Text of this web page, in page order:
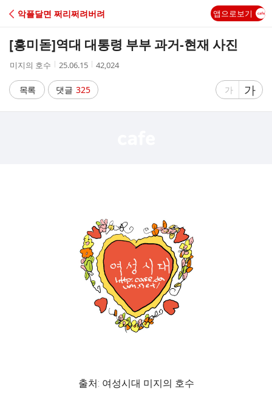
C
A
악플달면 쩌리쩌려버려 앱으로보기
[흥미돋]역대 대통령 부부 과거-현재 사진
작
자
미지의 호수
작
시
간
25.06.15
조
수
42,024
목록 댓글 325
글
가
글
자
가
출처: 여성시대 미지의 호수